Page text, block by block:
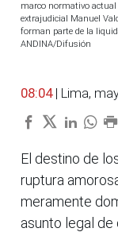
marco normativo actual
extrajudicial Manuel
forman parte de la
ANDINA/Difusión
08:04 | Lima,
El destino de
ruptura
meramente
asunto legal de